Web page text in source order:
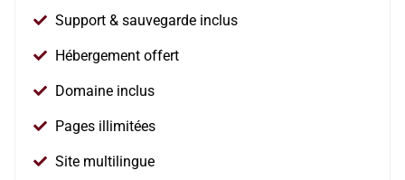
Support & sauvegarde inclus
Hébergement offert
Domaine inclus
Pages illimitées
Site multilingue